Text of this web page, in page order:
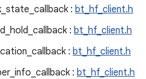
: bt_hf_client.h
: bt_hf_client.h
: bt_hf_client.h
: bt_hf_client.h